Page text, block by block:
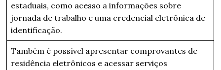
estaduais, como acesso a informações sobre
jornada de trabalho e uma credencial eletrônica de
identificação.
Também é possível apresentar comprovantes de
residência eletrônicos e acessar serviços